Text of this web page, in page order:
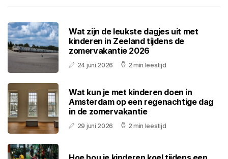
Wat zijn de leukste dagjes uit met
kinderen in Zeeland tijdens de
zomervakantie 2026
24 juni 2026 2 min leestijd
Wat kun je met kinderen doen in
Amsterdam op een regenachtige dag
in de zomervakantie
29 juni 2026 2 min leestijd